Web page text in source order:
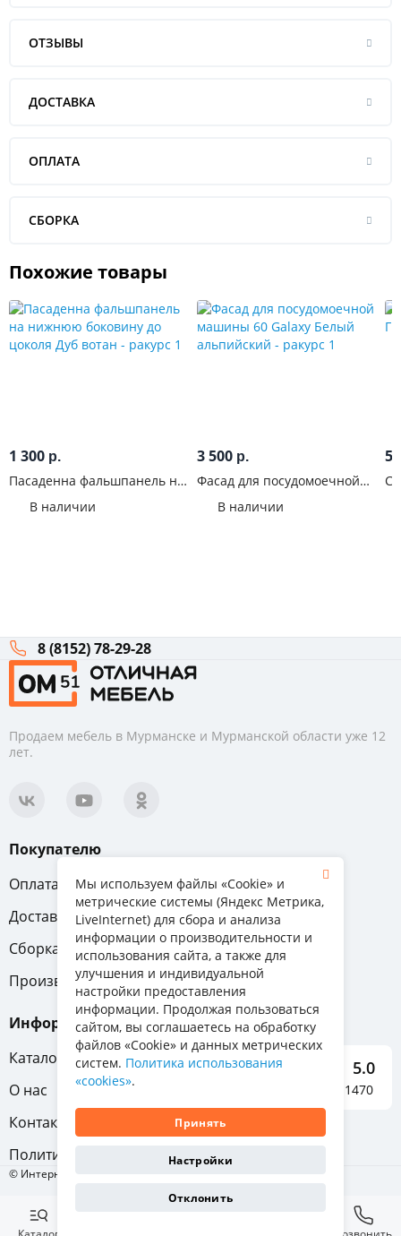
ОТЗЫВЫ
ДОСТАВКА
ОПЛАТА
СБОРКА
Похожие товары
1 300 р.
Пасаденна фальшпанель на
цоколя Дуб вотан
В наличии
3 500 р.
Фасад для посудомоечной
альпийский
В наличии
5
8 (8152) 78-29-28
Продаем мебель в Мурманске и Мурманской области уже 12
лет.
Покупателю
Оплата
Вопрос-ответ
Доставка
Обмен и возврат
Сборка
Гарантия
Производители
Информация
Каталог мебели
О нас
Контакты
Политика конфиденциальности
5.0
Отзывы о нас 1470
© Интернет-магазин «Отличная мебель», 2011-2026
Мы используем файлы «Cookie» и
метрические системы (Яндекс Метрика,
LiveInternet) для сбора и анализа
информации о производительности и
использования сайта, а также для
улучшения и индивидуальной
настройки предоставления
информации. Продолжая пользоваться
сайтом, вы соглашаетесь на обработку
файлов «Cookie» и данных метрических
систем. Политика использования
«cookies».
Принять
Настройки
Отклонить